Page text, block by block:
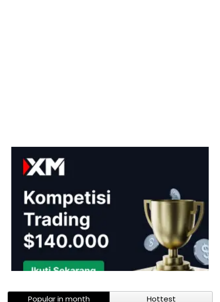
Popular in month Hottest